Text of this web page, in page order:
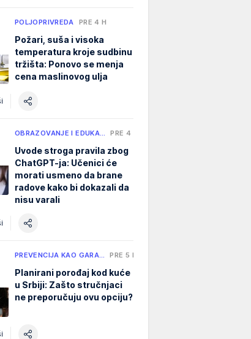
POLJOPRIVREDA PRE 4 H
Požari, suša i visoka
temperatura kroje sudbinu
tržišta: Ponovo se menja
cena maslinovog ulja
OBRAZOVANJE I EDUKA… PRE 4 H
Uvode stroga pravila zbog
ChatGPT-ja: Učenici će
morati usmeno da brane
radove kako bi dokazali da
nisu varali
PREVENCIJA KAO GARA… PRE 5 H
Planirani porođaj kod kuće
u Srbiji: Zašto stručnjaci
ne preporučuju ovu opciju?